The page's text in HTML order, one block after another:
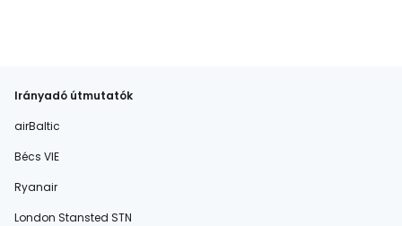
Irányadó útmutatók
airBaltic
Bécs VIE
Ryanair
London Stansted STN